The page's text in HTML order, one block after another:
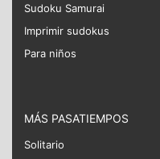
Sudoku Samurai
Imprimir sudokus
Para niños
MÁS PASATIEMPOS
Solitario